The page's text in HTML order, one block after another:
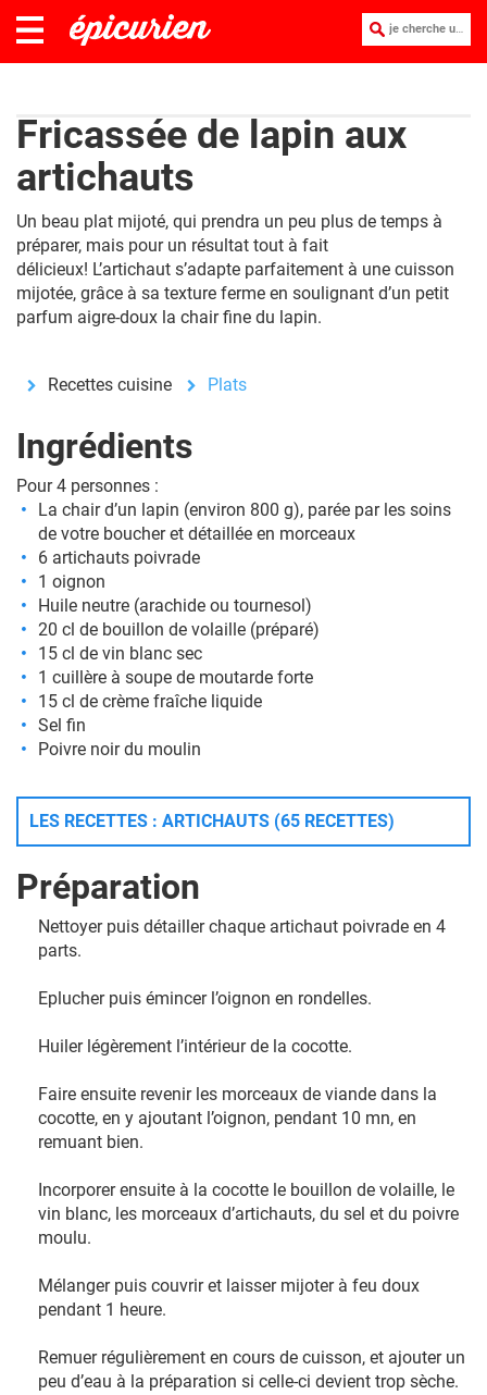
je cherche une recette :
Fricassée de lapin aux
artichauts
Un beau plat mijoté, qui prendra un peu plus de temps à
préparer, mais pour un résultat tout à fait
délicieux! L’artichaut s’adapte parfaitement à une cuisson
mijotée, grâce à sa texture ferme en soulignant d’un petit
parfum aigre-doux la chair fine du lapin.
Recettes cuisine Plats
Ingrédients
Pour 4 personnes :
La chair d’un lapin (environ 800 g), parée par les soins
de votre boucher et détaillée en morceaux
6 artichauts poivrade
1 oignon
Huile neutre (arachide ou tournesol)
20 cl de bouillon de volaille (préparé)
15 cl de vin blanc sec
1 cuillère à soupe de moutarde forte
15 cl de crème fraîche liquide
Sel fin
Poivre noir du moulin
LES RECETTES : ARTICHAUTS (65 RECETTES)
Préparation
Nettoyer puis détailler chaque artichaut poivrade en 4
parts.
Eplucher puis émincer l’oignon en rondelles.
Huiler légèrement l’intérieur de la cocotte.
Faire ensuite revenir les morceaux de viande dans la
cocotte, en y ajoutant l’oignon, pendant 10 mn, en
remuant bien.
Incorporer ensuite à la cocotte le bouillon de volaille, le
vin blanc, les morceaux d’artichauts, du sel et du poivre
moulu.
Mélanger puis couvrir et laisser mijoter à feu doux
pendant 1 heure.
Remuer régulièrement en cours de cuisson, et ajouter un
peu d’eau à la préparation si celle-ci devient trop sèche.